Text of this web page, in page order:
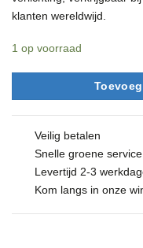
klanten wereldwijd.
1 op voorraad
Veilig betalen
Snelle groene service
Levertijd 2-3
Kom langs in onze